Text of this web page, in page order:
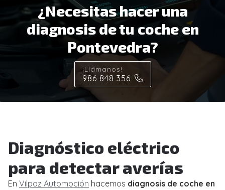
¿Necesitas hacer una
diagnosis de tu coche en
Pontevedra?
¡Llámanos!
986 848 356
Diagnóstico eléctrico
para detectar averías
En Vilpaz Automoción hacemos diagnosis de coche en